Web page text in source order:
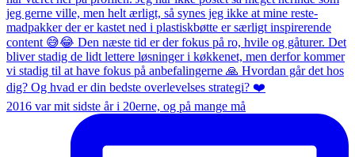
2016 var mit sidste år i 20erne, og på mange må